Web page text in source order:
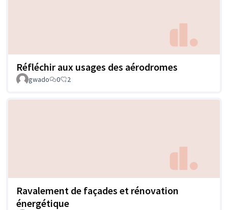
Réfléchir aux usages des aérodromes
gwado 0 2
Ravalement de façades et rénovation
énergétique